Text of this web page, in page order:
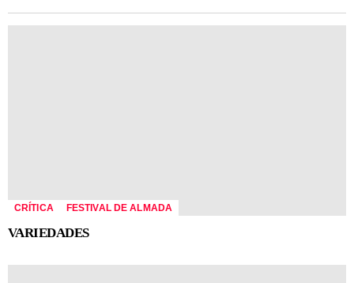
CRÍTICA FESTIVAL DE ALMADA
VARIEDADES